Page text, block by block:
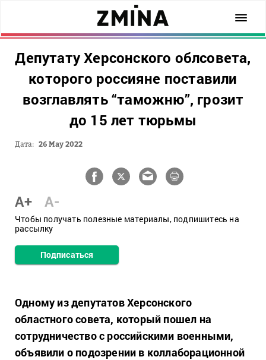
Депутату Херсонского облсовета,
которого россияне поставили
возглавлять “таможню”, грозит
до 15 лет тюрьмы
Дата: 26 May 2022
A+ A-
Чтобы получать полезные материалы, подпишитесь на
рассылку
Подписаться
Одному из депутатов Херсонского
областного совета, который пошел на
сотрудничество с российскими военными,
объявили о подозрении в коллаборационной